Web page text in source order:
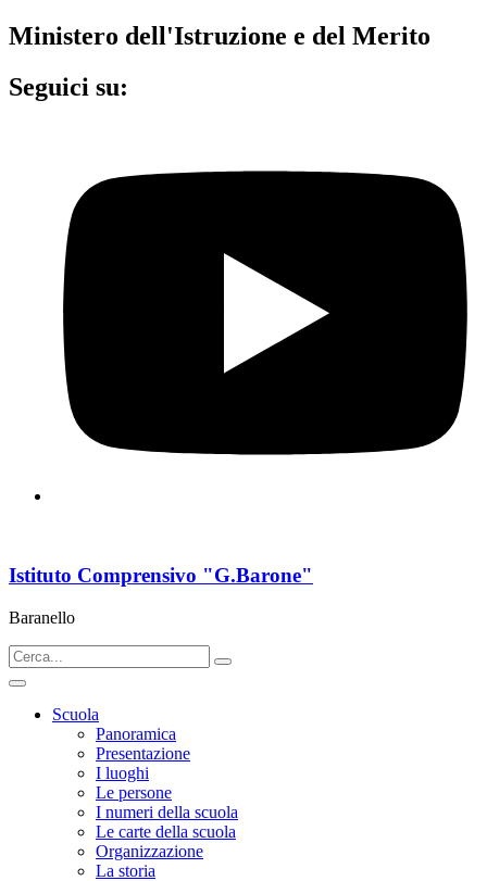
Ministero dell'Istruzione e del Merito
Seguici su:
Istituto Comprensivo "G.Barone"
Baranello
Scuola
Panoramica
Presentazione
I luoghi
Le persone
I numeri della scuola
Le carte della scuola
Organizzazione
La storia